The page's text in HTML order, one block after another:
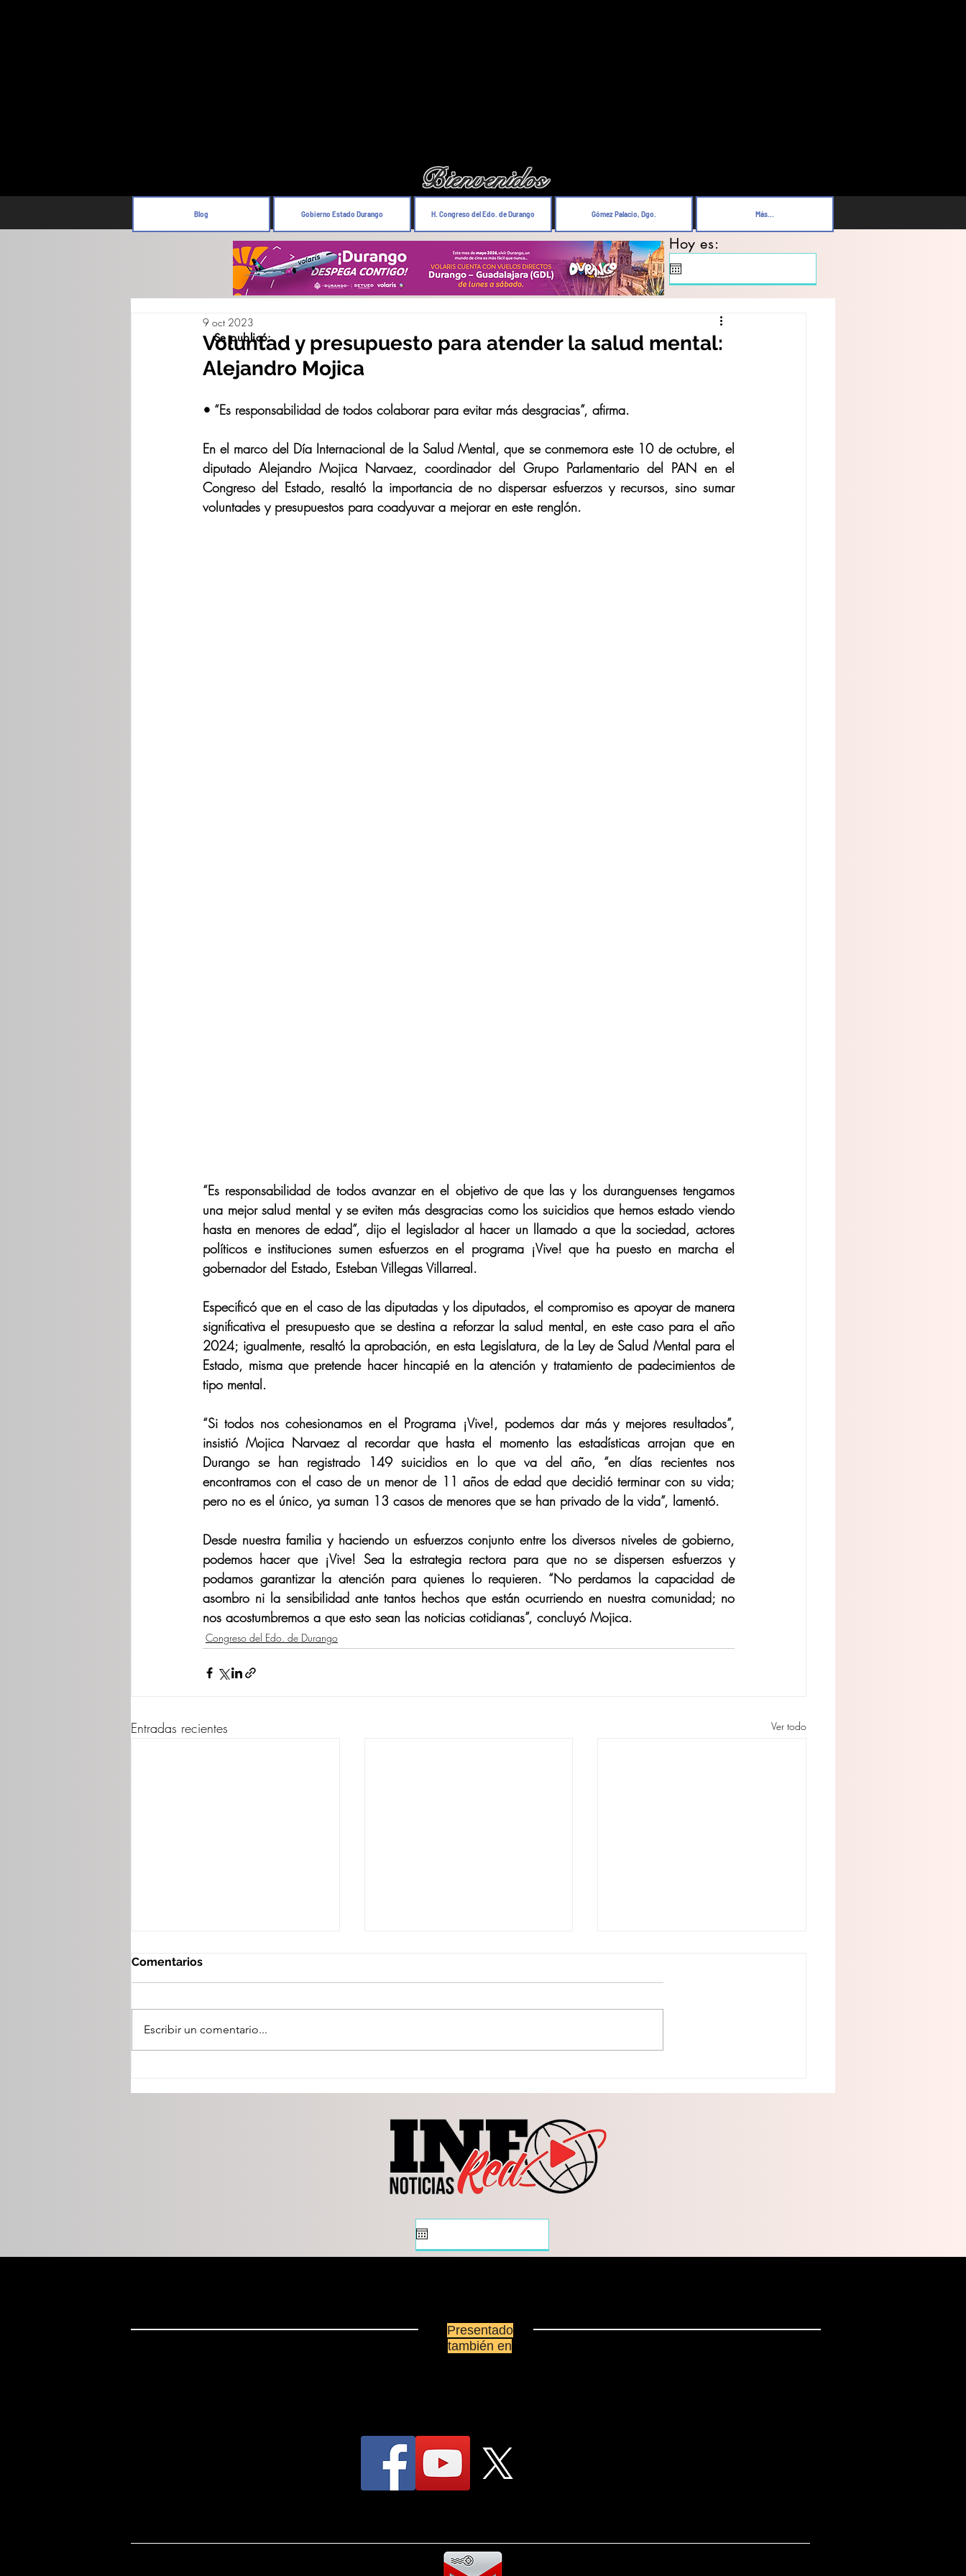
Bienvenidos
Blog Gobierno Estado Durango H. Congreso del Edo. de Durango Gómez Palacio, Dgo. Más...
Hoy es:
Voluntad y presupuesto para atender la salud mental:
Alejandro Mojica
9 oct 2023
• “Es responsabilidad de todos colaborar para evitar más desgracias”, afirma.
En el marco del Día Internacional de la Salud Mental, que se conmemora este 10 de octubre, el
diputado Alejandro Mojica Narvaez, coordinador del Grupo Parlamentario del PAN en el
Congreso del Estado, resaltó la importancia de no dispersar esfuerzos y recursos, sino sumar
voluntades y presupuestos para coadyuvar a mejorar en este renglón.
“Es responsabilidad de todos avanzar en el objetivo de que las y los duranguenses tengamos
una mejor salud mental y se eviten más desgracias como los suicidios que hemos estado viendo
hasta en menores de edad”, dijo el legislador al hacer un llamado a que la sociedad, actores
políticos e instituciones sumen esfuerzos en el programa ¡Vive! que ha puesto en marcha el
gobernador del Estado, Esteban Villegas Villarreal.
Especificó que en el caso de las diputadas y los diputados, el compromiso es apoyar de manera
significativa el presupuesto que se destina a reforzar la salud mental, en este caso para el año
2024; igualmente, resaltó la aprobación, en esta Legislatura, de la Ley de Salud Mental para el
Estado, misma que pretende hacer hincapié en la atención y tratamiento de padecimientos de
tipo mental.
“Si todos nos cohesionamos en el Programa ¡Vive!, podemos dar más y mejores resultados”,
insistió Mojica Narvaez al recordar que hasta el momento las estadísticas arrojan que en
Durango se han registrado 149 suicidios en lo que va del año, “en días recientes nos
encontramos con el caso de un menor de 11 años de edad que decidió terminar con su vida;
pero no es el único, ya suman 13 casos de menores que se han privado de la vida”, lamentó.
Desde nuestra familia y haciendo un esfuerzos conjunto entre los diversos niveles de gobierno,
podemos hacer que ¡Vive! Sea la estrategia rectora para que no se dispersen esfuerzos y
podamos garantizar la atención para quienes lo requieren. “No perdamos la capacidad de
asombro ni la sensibilidad ante tantos hechos que están ocurriendo en nuestra comunidad; no
nos acostumbremos a que esto sean las noticias cotidianas”, concluyó Mojica.
Congreso del Edo. de Durango
Entradas recientes Ver todo
Comentarios
Escribir un comentario...
Se publicó:
Presentado
también en